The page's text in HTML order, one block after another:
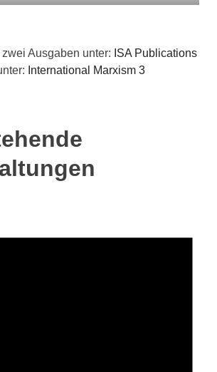
Ausgaben unter: ISA Publications
International Marxism 3